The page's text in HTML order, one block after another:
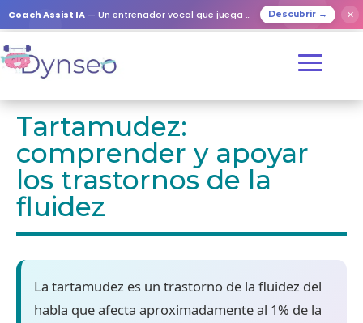
Coach Assist IA — Un entrenador vocal que juega con tus seres queridos Descubrir → ✕
Tartamudez:
comprender y apoyar
los trastornos de la
fluidez
La tartamudez es un trastorno de la fluidez del
habla que afecta aproximadamente al 1% de la